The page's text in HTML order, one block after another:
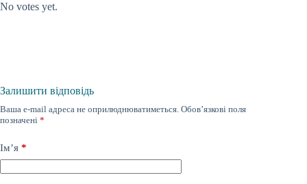
No votes yet.
Залишити відповідь
Ваша e-mail адреса не оприлюднюватиметься. Обов’язкові поля
позначені *
Ім’я *